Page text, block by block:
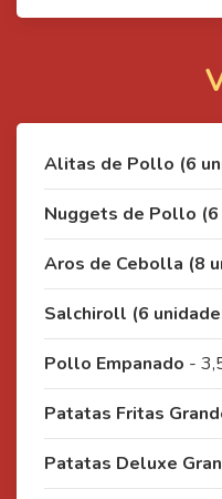
Alitas de Pollo (6
Nuggets de Pollo (6
Aros de Cebolla (8
Salchiroll (6
Pollo Empanado -
Patatas Fritas
Patatas Deluxe